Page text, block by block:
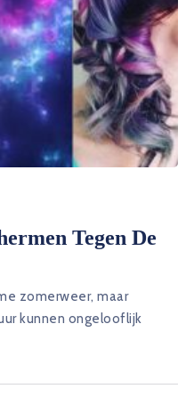
Tegen De
zomerweer, maar
kunnen ongelooflijk